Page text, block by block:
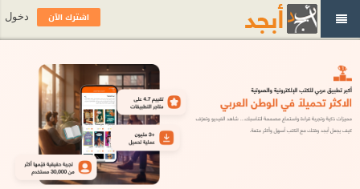
اشترك الآن دخول